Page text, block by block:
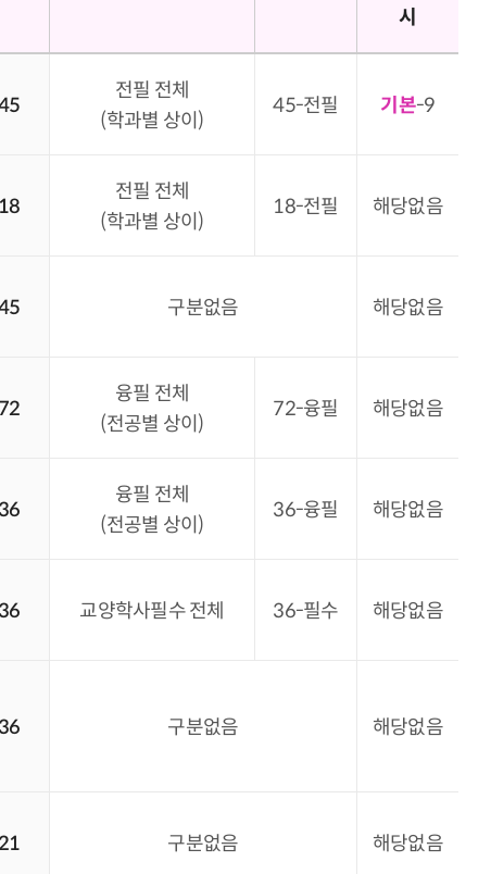
시
전필 전체
(학과별 상이)
45-전필 기본-9
18
전필 전체
(학과별 상이)
18-전필 해당없음
구분없음 해당없음
융필 전체
(전공별 상이)
72-융필 해당없음
36
융필 전체
(전공별 상이)
36-융필 해당없음
36 교양학사필수 전체 36-필수 해당없음
36 구분없음 해당없음
구분없음 해당없음